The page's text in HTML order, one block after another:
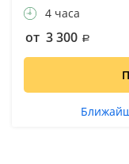
4 часа
от 3 300